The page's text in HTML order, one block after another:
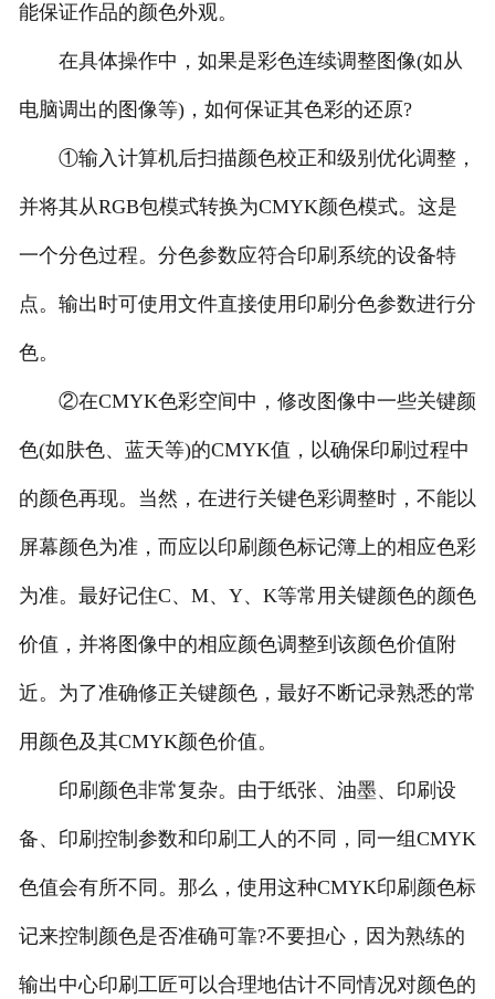
能保证作品的颜色外观。
在具体操作中，如果是彩色连续调整图像(如从
电脑调出的图像等)，如何保证其色彩的还原?
①输入计算机后扫描颜色校正和级别优化调整，
并将其从RGB包模式转换为CMYK颜色模式。这是
一个分色过程。分色参数应符合印刷系统的设备特
点。输出时可使用文件直接使用印刷分色参数进行分
色。
②在CMYK色彩空间中，修改图像中一些关键颜
色(如肤色、蓝天等)的CMYK值，以确保印刷过程中
的颜色再现。当然，在进行关键色彩调整时，不能以
屏幕颜色为准，而应以印刷颜色标记簿上的相应色彩
为准。最好记住C、M、Y、K等常用关键颜色的颜色
价值，并将图像中的相应颜色调整到该颜色价值附
近。为了准确修正关键颜色，最好不断记录熟悉的常
用颜色及其CMYK颜色价值。
印刷颜色非常复杂。由于纸张、油墨、印刷设
备、印刷控制参数和印刷工人的不同，同一组CMYK
色值会有所不同。那么，使用这种CMYK印刷颜色标
记来控制颜色是否准确可靠?不要担心，因为熟练的
输出中心印刷工匠可以合理地估计不同情况对颜色的